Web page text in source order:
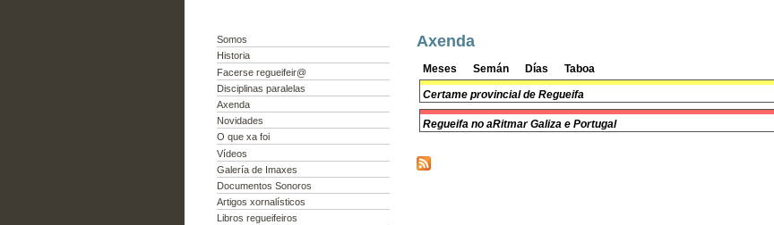
Somos
Historia
Facerse regueifeir@
Disciplinas paralelas
Axenda
Novidades
O que xa foi
Vídeos
Galería de Imaxes
Documentos Sonoros
Artigos xornalísticos
Libros regueifeiros
Axenda
Meses Semán Días Taboa
Certame provincial de Regueifa
Regueifa no aRitmar Galiza e Portugal